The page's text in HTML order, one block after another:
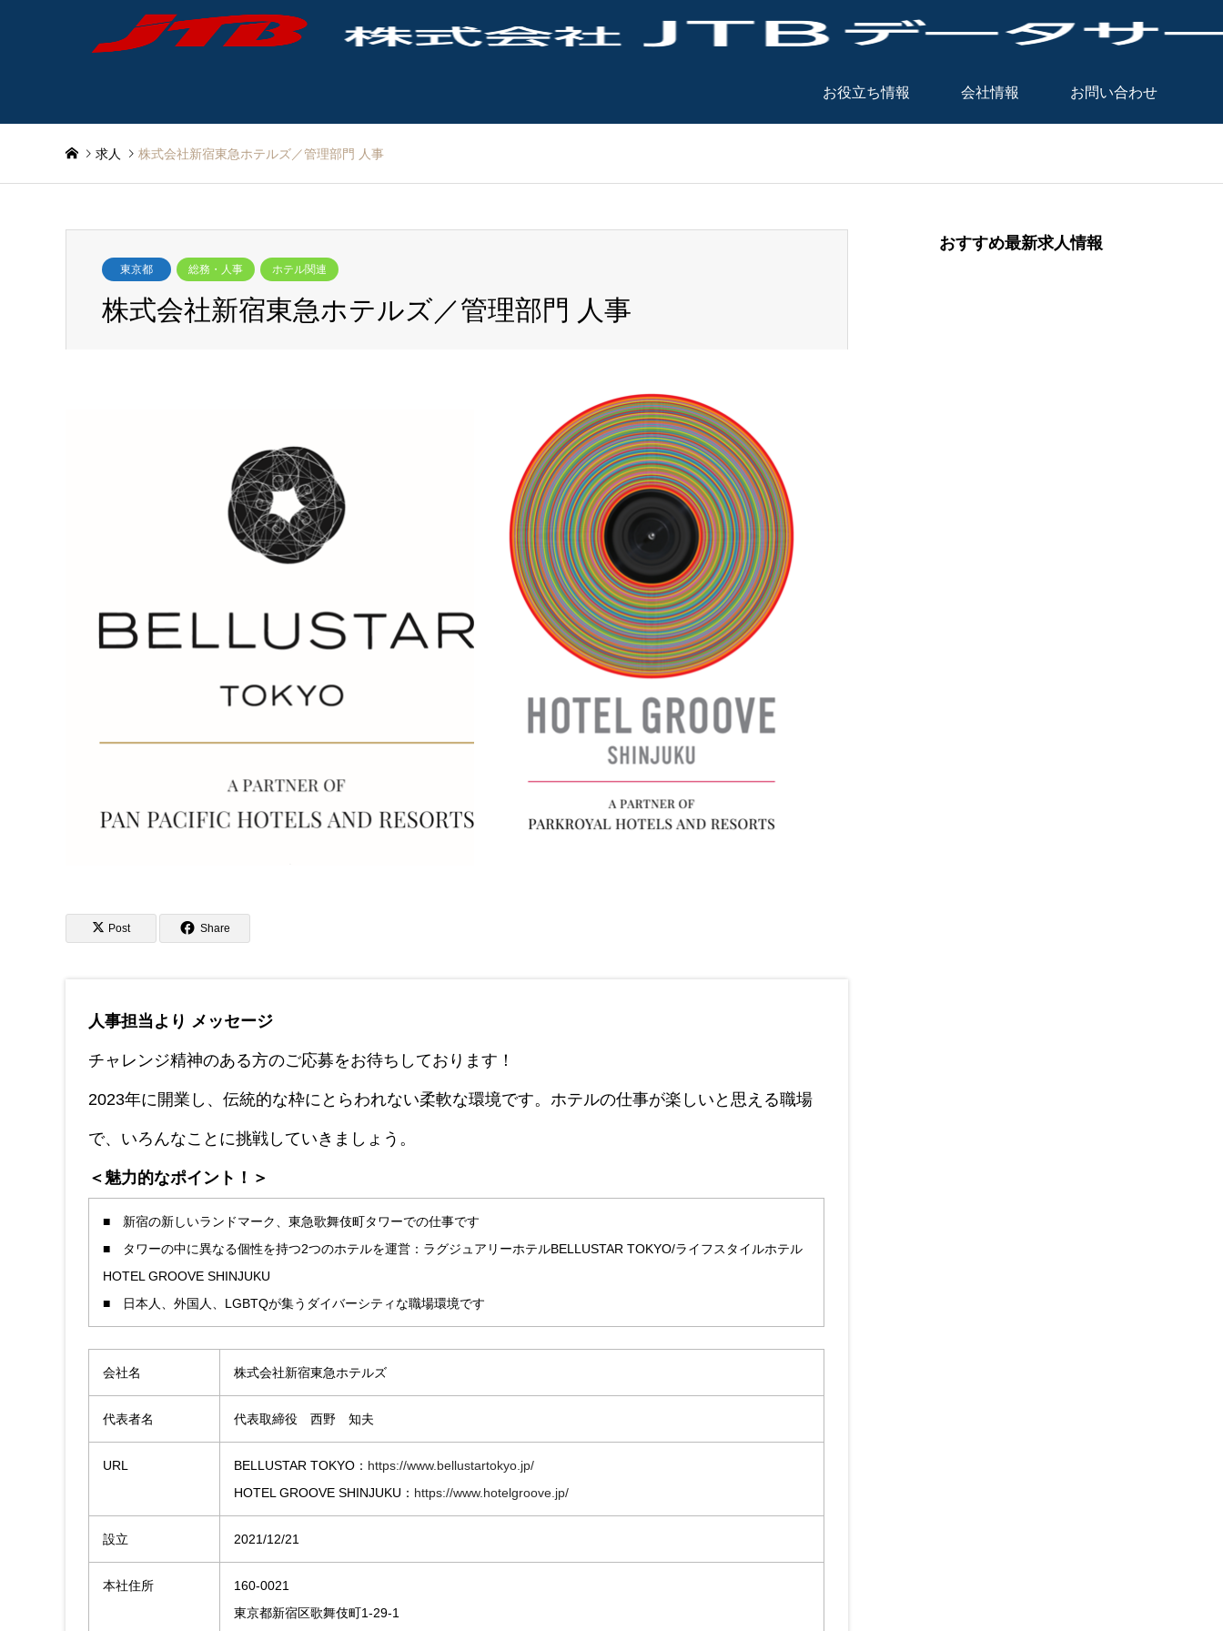
お役立ち情報 会社情報 お問い合わせ
求人 株式会社新宿東急ホテルズ／管理部門 人事
東京都 総務・人事 ホテル関連
株式会社新宿東急ホテルズ／管理部門 人事
Post Share
人事担当より メッセージ
チャレンジ精神のある方のご応募をお待ちしております！
2023年に開業し、伝統的な枠にとらわれない柔軟な環境です。ホテルの仕事が楽しいと思える職場
で、いろんなことに挑戦していきましょう。
＜魅力的なポイント！＞
■ 新宿の新しいランドマーク、東急歌舞伎町タワーでの仕事です
■ タワーの中に異なる個性を持つ2つのホテルを運営：ラグジュアリーホテルBELLUSTAR TOKYO/ライフスタイルホテル
HOTEL GROOVE SHINJUKU
■ 日本人、外国人、LGBTQが集うダイバーシティな職場環境です
会社名 株式会社新宿東急ホテルズ
代表者名 代表取締役 西野 知夫
URL BELLUSTAR TOKYO： https://www.bellustartokyo.jp/
HOTEL GROOVE SHINJUKU： https://www.hotelgroove.jp/
設立 2021/12/21
本社住所
160-0021
東京都新宿区歌舞伎町1-29-1
おすすめ最新求人情報